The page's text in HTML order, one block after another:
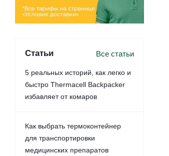
Статьи Все статьи
5 реальных историй, как легко и
быстро Thermacell Backpacker
избавляет от комаров
Как выбрать термоконтейнер
для транспортировки
медицинских препаратов